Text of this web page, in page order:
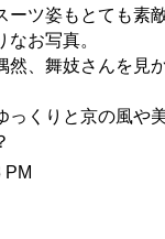
ーツ姿もとても素
お写真。
然、舞妓さんを見
っくりと京の風や
PM